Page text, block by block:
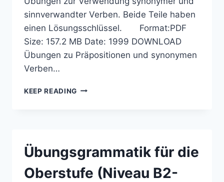
sinnverwandter Verben. Beide Teile haben
einen Lösungsschlüssel. Format:PDF
Size: 157.2 MB Date: 1999 DOWNLOAD
Übungen zu Präpositionen und synonymen
Verben…
KEEP READING ÜBUNGEN
Übungsgrammatik für die
Oberstufe (Niveau B2-